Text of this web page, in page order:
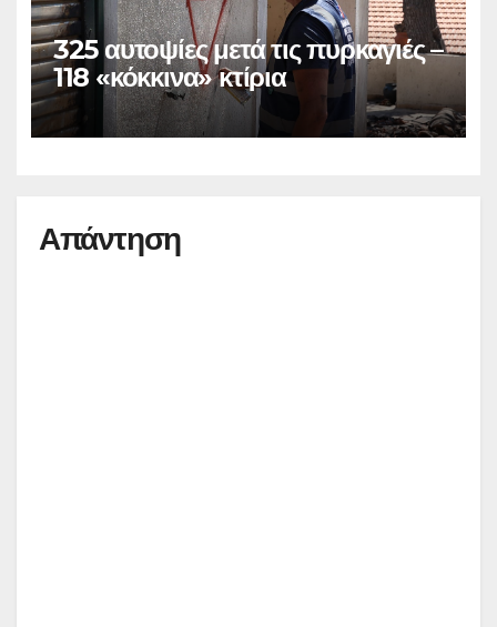
325 αυτοψίες μετά τις πυρκαγιές –
118 «κόκκινα» κτίρια
Απάντηση